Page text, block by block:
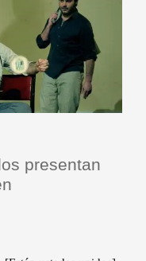
presentan